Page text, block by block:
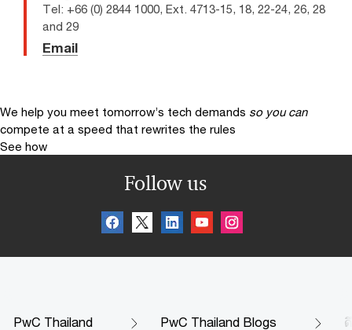
Tel: +66 (0) 2844 1000, Ext. 4713-15, 18, 22-24, 26, 28
and 29
Email
We help you meet tomorrow’s tech demands so you can
compete at a speed that rewrites the rules
See how
Follow us
PwC Thailand PwC Thailand Blogs